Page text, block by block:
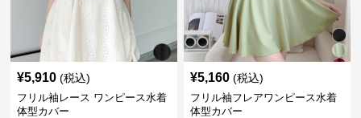
¥5,910 (税込)
フリル袖レース ワンピース水着
体型カバー
¥5,160 (税込)
フリル袖フレアワンピース水着
体型カバー